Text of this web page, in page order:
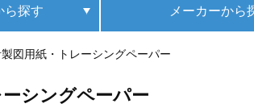
ら探す メーカーから
図用紙・トレーシングペーパー
シングペーパー